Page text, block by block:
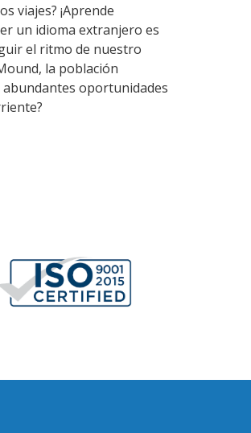
viajes? ¡Aprende
un idioma extranjero es
el ritmo de nuestro
la población
abundantes oportunidades